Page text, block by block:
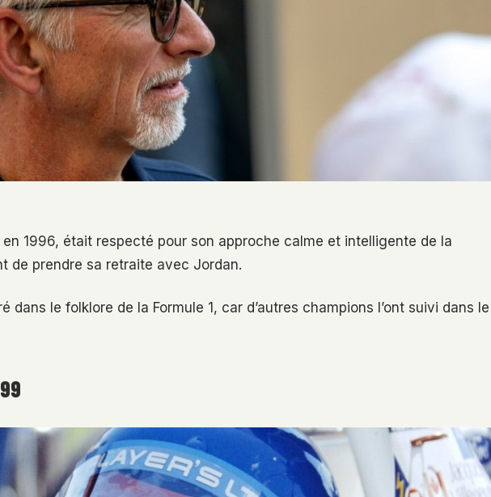
1996, était respecté pour son approche calme et intelligente de la
de prendre sa retraite avec Jordan.
dans le folklore de la Formule 1, car d’autres champions l’ont suivi dans le